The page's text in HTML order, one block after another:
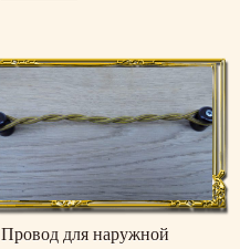
несколько
вариаций.
Опции
можно
выбрать
на
странице
товара.
Провод для наружной